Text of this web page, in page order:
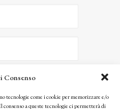
Consenso
tecnologie come i cookie per memorizzare e/o
a queste tecnologie ci permetterà di